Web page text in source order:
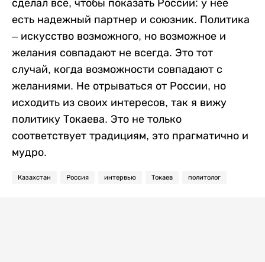
сделал все, чтобы показать России: у нее
есть надежный партнер и союзник. Политика
– искусство возможного, но возможное и
желания совпадают не всегда. Это тот
случай, когда возможности совпадают с
желаниями. Не отрываться от России, но
исходить из своих интересов, так я вижу
политику Токаева. Это не только
соответствует традициям, это прагматично и
мудро.
Казахстан Россия интервью Токаев политолог